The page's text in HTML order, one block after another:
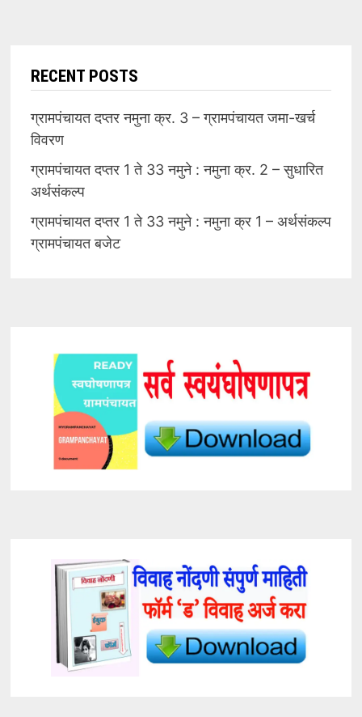
RECENT POSTS
ग्रामपंचायत दप्तर नमुना क्र. 3 – ग्रामपंचायत जमा-खर्च
विवरण
ग्रामपंचायत दप्तर 1 ते 33 नमुने : नमुना क्र. 2 – सुधारित
अर्थसंकल्प
ग्रामपंचायत दप्तर 1 ते 33 नमुने : नमुना क्र 1 – अर्थसंकल्प
ग्रामपंचायत बजेट